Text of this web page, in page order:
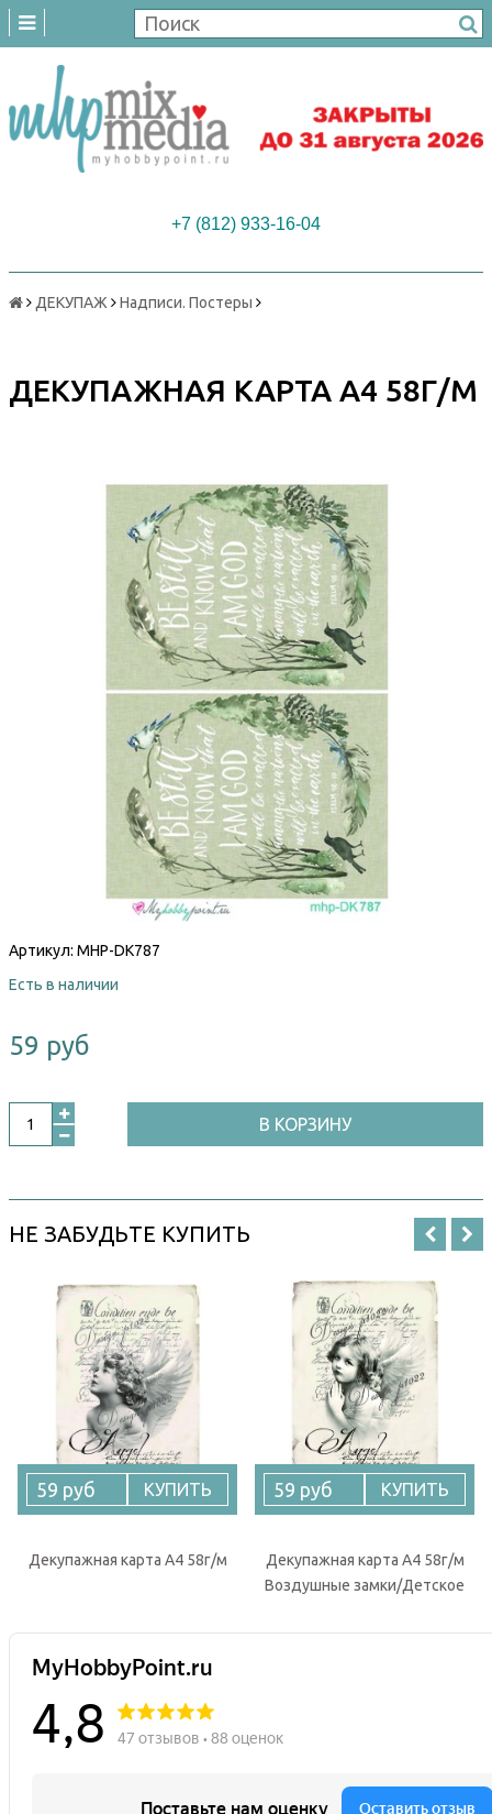
+7 (812) 933-16-04
ДЕКУПАЖ Надписи. Постеры
ДЕКУПАЖНАЯ КАРТА А4 58Г/М
Артикул: MHP-DK787
Есть в наличии
59 руб
В КОРЗИНУ
НЕ ЗАБУДЬТЕ КУПИТЬ
59 руб КУПИТЬ
Декупажная карта А4 58г/м
59 руб КУПИТЬ
Декупажная карта А4 58г/м
Воздушные замки/Детское